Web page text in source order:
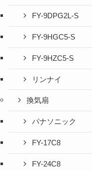
FY-9DPG2L-S
FY-9HGC5-S
FY-9HZC5-S
リンナイ
換気扇
パナソニック
FY-17C8
FY-24C8